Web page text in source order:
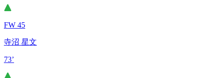
FW 45
寺沼 星文
73’